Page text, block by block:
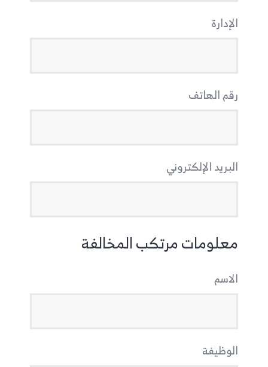
الإدارة
رقم الهاتف
البريد الإلكتروني
معلومات مرتكب المخالفة
الاسم
الوظيفة